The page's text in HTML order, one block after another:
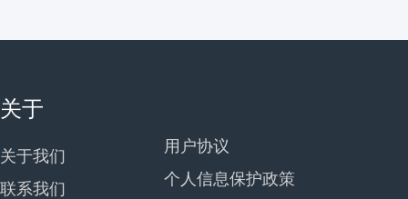
关于
关于我们
联系我们
用户协议
个人信息保护政策